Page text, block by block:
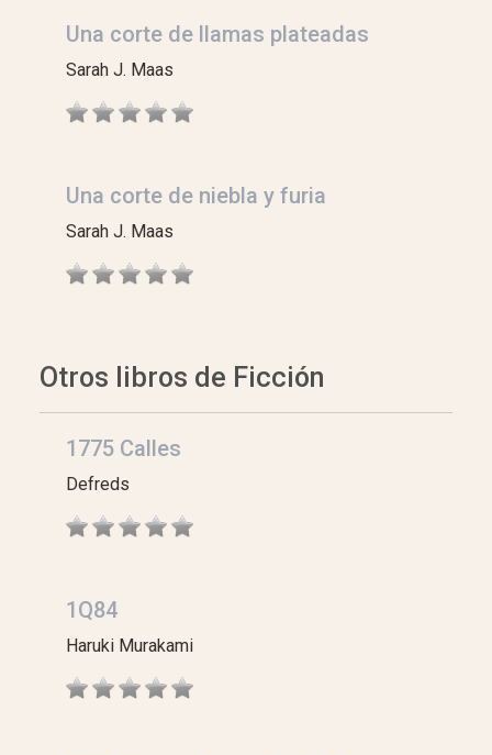
Una corte de llamas plateadas
Sarah J. Maas
Una corte de niebla y furia
Sarah J. Maas
Otros libros de Ficción
1775 Calles
Defreds
1Q84
Haruki Murakami